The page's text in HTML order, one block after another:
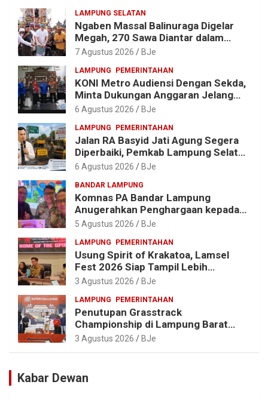
LAMPUNG SELATAN
Ngaben Massal Balinuraga Digelar
Megah, 270 Sawa Diantar dalam
Tradisi Suci yang Gerakkan Ekonomi
7 Agustus 2026 BJe
LAMPUNG PEMERINTAHAN
KONI Metro Audiensi Dengan Sekda,
Minta Dukungan Anggaran Jelang
Porprov X Lampung
6 Agustus 2026 BJe
LAMPUNG PEMERINTAHAN
Jalan RA Basyid Jati Agung Segera
Diperbaiki, Pemkab Lampung Selatan
Alokasikan Rp1,13 Miliar
6 Agustus 2026 BJe
BANDAR LAMPUNG
Komnas PA Bandar Lampung
Anugerahkan Penghargaan kepada
Kombes Pol. Alfret Jacob Tilukay
5 Agustus 2026 BJe
LAMPUNG PEMERINTAHAN
Usung Spirit of Krakatoa, Lamsel
Fest 2026 Siap Tampil Lebih
Spektakuler dengan Empat Event
3 Agustus 2026 BJe
LAMPUNG PEMERINTAHAN
Penutupan Grasstrack
Championship di Lampung Barat
Meriah, Dihadiri Ribuan Penonton; Ini
3 Agustus 2026 BJe
Kabar Dewan